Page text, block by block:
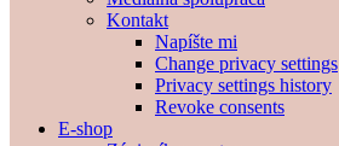
Kontakt
Napíšte mi
Change privacy settings
Privacy settings history
Revoke consents
E-shop